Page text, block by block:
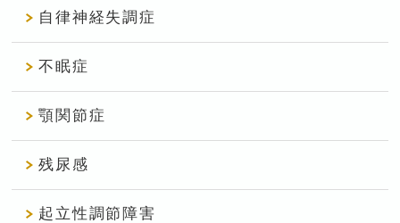
自律神経失調症
不眠症
顎関節症
残尿感
起立性調節障害